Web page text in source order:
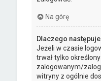
Na górę
Dlaczego
Jeżeli w czasie
trwał tylko
zalogowanym/
witryny z ogólnie